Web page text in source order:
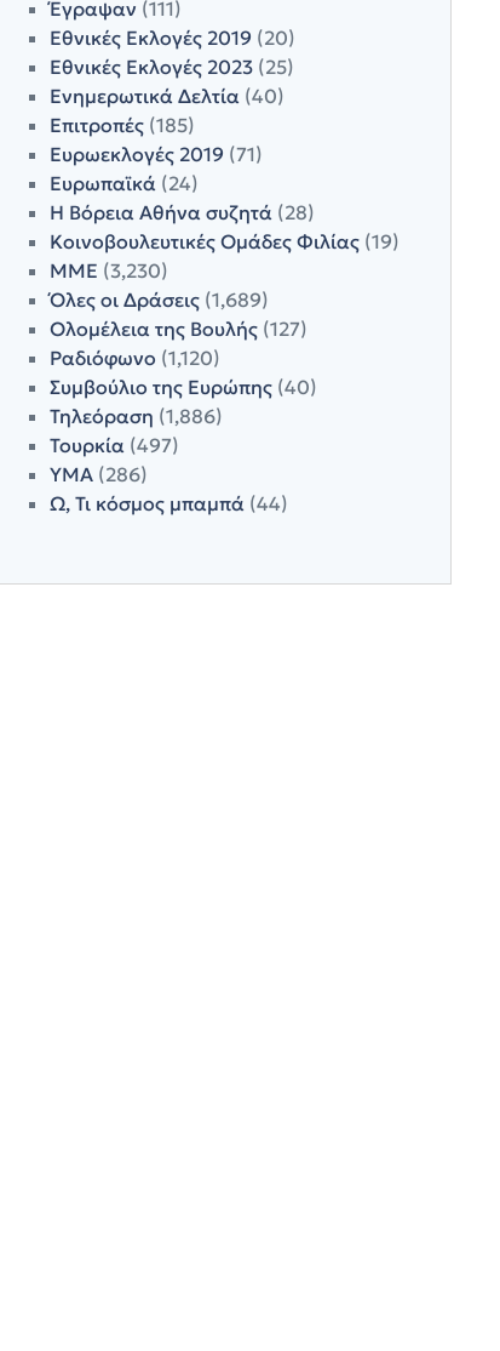
Έγραψαν (111)
Εθνικές Εκλογές 2019 (20)
Εθνικές Εκλογές 2023(25)
Ενημερωτικά Δελτία(40)
Επιτροπές(185)
Ευρωεκλογές 2019 (71)
Ευρωπαϊκά(24)
Η Βόρεια Αθήνα συζητά(28)
Κοινοβουλευτικές Ομάδες Φιλίας(19)
ΜΜΕ (3,230)
Όλες οι Δράσεις(1,689)
Ολομέλεια της Βουλής(127)
Ραδιόφωνο (1,120)
Συμβούλιο της Ευρώπης(40)
Τηλεόραση (1,886)
Τουρκία(497)
ΥΜΑ(286)
Ω, Τι κόσμος μπαμπά(44)